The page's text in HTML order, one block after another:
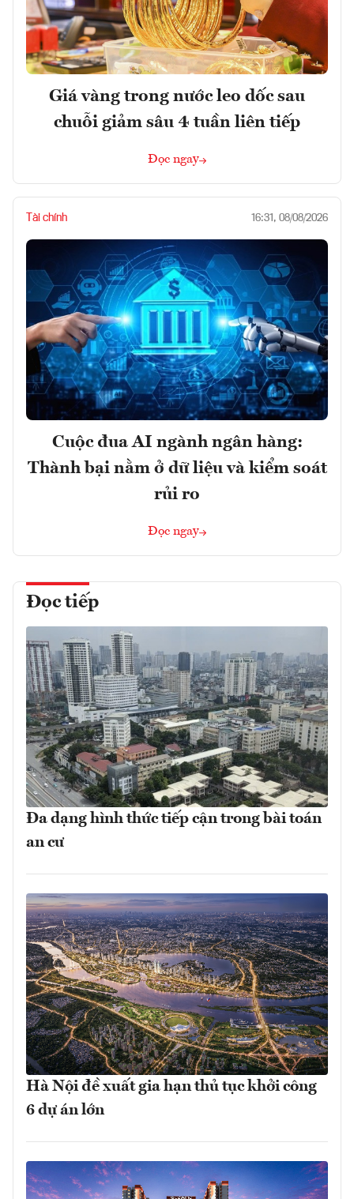
Giá vàng trong nước leo dốc sau
chuỗi giảm sâu 4 tuần liên tiếp
Đọc ngay
Tài chính 16:31, 08/08/2026
Cuộc đua AI ngành ngân hàng:
Thành bại nằm ở dữ liệu và kiểm soát
rủi ro
Đọc ngay
Đọc tiếp
Đa dạng hình thức tiếp cận trong bài toán
an cư
Hà Nội đề xuất gia hạn thủ tục khởi công
6 dự án lớn